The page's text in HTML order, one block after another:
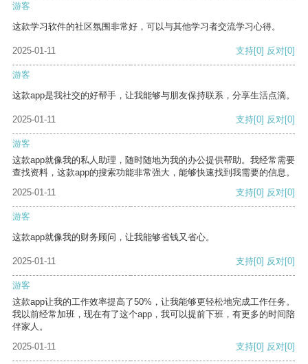
游客
这款学习软件的社区氛围非常好，可以与其他学习者交流学习心得。
2025-01-11 支持[0] 反对[0]
游客
这款app是我社交的好帮手，让我能够与朋友保持联系，分享生活点滴。
2025-01-11 支持[0] 反对[0]
游客
这款app就像我的私人助理，随时随地为我的办公提供帮助。我经常需要
查找资料，这款app的搜索功能非常强大，能够快速找到我需要的信息。
2025-01-11
支持[0] 反对[0]
游客
这款app就像我的财务顾问，让我能够省钱又省心。
2025-01-11 支持[0] 反对[0]
游客
这款app让我的工作效率提高了50%，让我能够更轻松地完成工作任务。
我以前经常加班，现在有了这个app，我可以提前下班，有更多的时间陪
伴家人。
2025-01-11
支持[0] 反对[0]